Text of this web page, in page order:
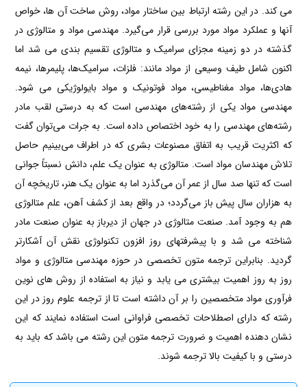
می کند. در این رشته ارتباط بین ساختار مواد، روش ساخت آن ها، خواص
آنها و عملکرد مواد مورد بررسی قرار می‌گیرد. مهندسی مواد و متالوژی در
گذشته در دو زمینه مجزای سرامیک و متالوژی تقسیم ‌بندی می شد اما
اکنون شامل طیف وسیعی از مواد مانند: فلزات، سرامیک‌ها، پلیمرها، نیمه
هادی‌ها، مواد مغناطیسی، مواد فوتونیک و مواد بایولوژیکی می شود.
مهندسی مواد یکی از رشته‌های مهندسی است که به درستی لقب مادر
رشته‌های مهندسی را به خود اختصاص داده است. به جرات می‌توان گفت
که اکثریت قریب به اتفاق مصنوعات بشری که در اطراف می‌بینیم حاصل
تلاش مهندسان مواد است. متالوژی به عنوان یک علم، دانش نسبتاً جوانی
است که تنها صد سال از عمر آن می‌گذرد اما به عنوان یک هنر، تاریخچه آن
به هزاران سال پیش باز می­‌گردد؛ در واقع بعد از کشف آهن، علم متالوژی
هم به وجود آمد. صنعت متالوژی در جهان از دیرباز به‌ عنوان صنعت مادر
شناخته می شد و با پیشرفتهای روز افزون تکنولوژی نقش آن آشکارتر
گردید. بنابراین ترجمه متون تخصصی در حوزه مهندسی متالوژی و مواد
روز به روز اهمیت بیشتری می یابد و نیاز به استفاده از روش های نوین
فرآوری مواد متخصصین را بر آن داشته است تا از ترجمه علوم روز در این
رشته که دارای اصطلاحات تخصصی فراوانی است استفاده نمایند که این
نشان دهنده اهمیت و ضرورت ترجمه متون این رشته می باشد که باید به
درستی و با کیفیت بالا ترجمه شوند.